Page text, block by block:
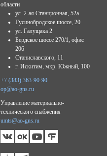
области
ул. 2-ая Станционная, 52а
Гусинобродское шоссе, 20
ул. Галущака 2
Бердское шоссе 270/1, офис
206
Станиславского, 11
г. Искитим, мкр. Южный, 100
+7 (383) 363-90-90
op@ao-gns.ru
Управление материально-
технического снабжения
umts@ao-gns.ru